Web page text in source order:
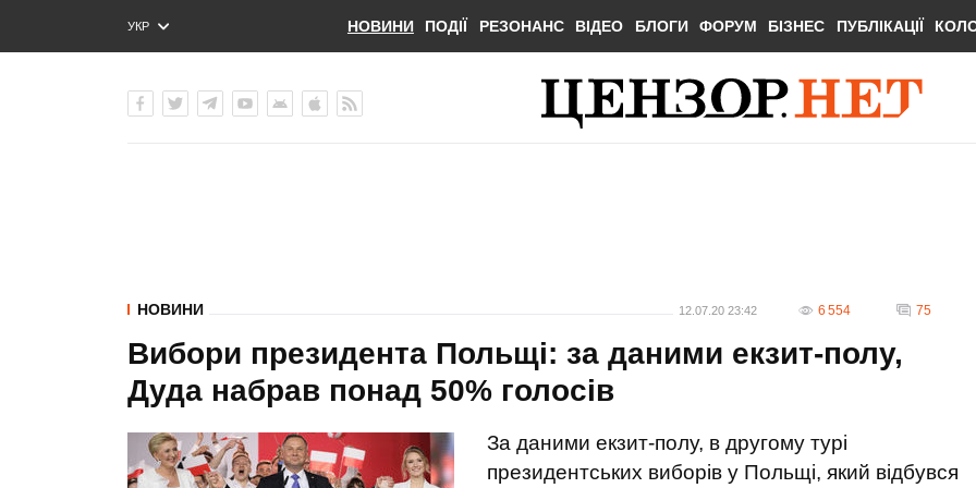
УКР
ENG
НОВИНИ ПОДІЇ РЕЗОНАНС ВІДЕО БЛОГИ ФОРУМ БІЗНЕС ПУБЛІКАЦІЇ
НОВИНИ 12.07.20 23:42 6 554 75
Вибори президента Польщі: за даними екзит-полу,
Дуда набрав понад 50% голосів
За даними екзит-полу, в другому турі
президентських виборів у Польщі, який відбувся